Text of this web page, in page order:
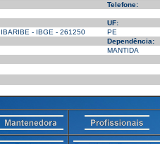
Telefone:
UF:
- IBGE - 261250
PE
Dependência:
MANTIDA